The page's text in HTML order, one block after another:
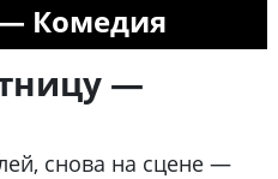
Комедия
—
снова на сцене —